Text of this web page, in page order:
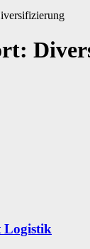
Logistik